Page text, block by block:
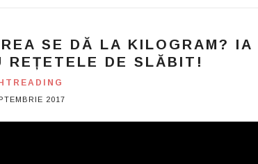
SE DĂ LA KILOGRAM? IA
REȚETELE DE SLĂBIT!
2017